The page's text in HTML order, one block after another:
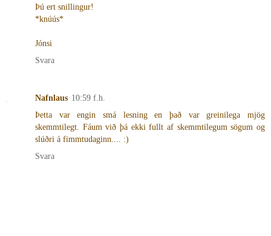
Þú ert snillingur!
*knúús*
Jónsi
Svara
Nafnlaus 10:59 f.h.
Þetta var engin smá lesning en það var greinilega mjög
skemmtilegt. Fáum við þá ekki fullt af skemmtilegum sögum og
slúðri á fimmtudaginn.... :)
Svara